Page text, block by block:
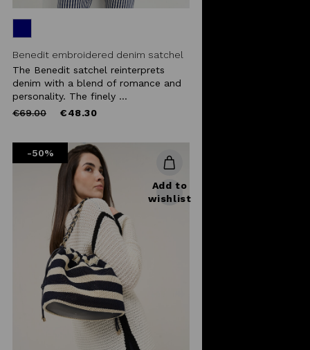
Benedit embroidered denim satchel
The Benedit satchel reinterprets
denim with a blend of romance and
personality. The finely ...
Price
€69.00to €48.30
-50%
Add to
wishlist